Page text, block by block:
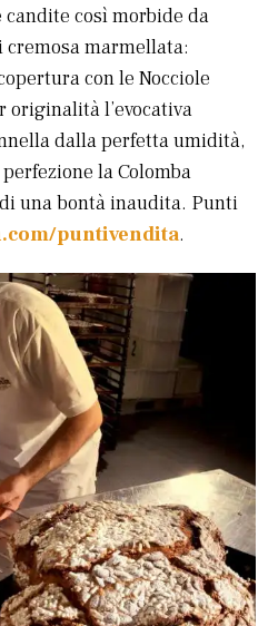
candite così morbide da
cremosa marmellata:
con le Nocciole
originalità l’evocativa
dalla perfetta umidità,
la Colomba
una bontà inaudita. Punti
puntivendita.